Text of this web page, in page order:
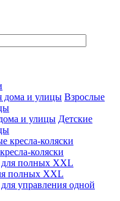
Взрослые
Детские
коляски
полных XXL